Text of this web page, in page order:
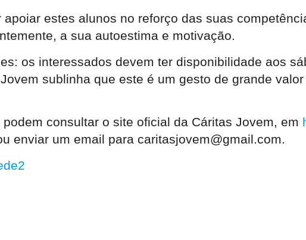
estes alunos no reforço das suas
a sua autoestima e motivação.
os interessados devem ter disponibilidade aos
sublinha que este é um gesto de grande
consultar o site oficial da Cáritas Jovem, em
enviar um email para caritasjovem@gmail.com.